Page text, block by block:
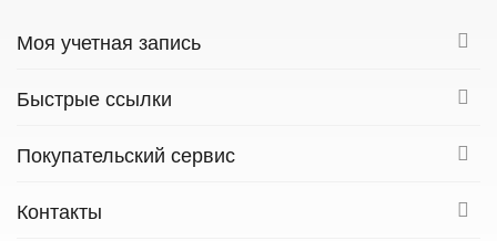
Моя учетная запись
Быстрые ссылки
Покупательский сервис
Контакты